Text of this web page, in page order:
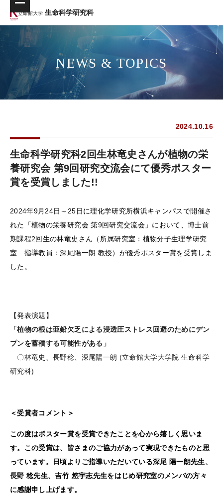
立命館大学 生命科学研究科
NEWS & TOPICS
2024.10.16
生命科学研究科2回生林竜史さんが植物の栄
養研究会 第9回研究交流会にて優秀ポスター
賞を受賞しました!!
2024年9月24日～25日に理化学研究所横浜キャンパスで開催さ
れた「植物の栄養研究会 第9回研究交流会」において、博士前
期課程2回生の林竜史さん（所属研究室：植物分子生理学研究
室 指導教員：深尾陽一朗 教授）が優秀ポスター賞を受賞しま
した。
【発表演題】
「植物の根は亜鉛欠乏による浸透圧ストレス回避のためにデン
プンを蓄積する可能性がある 」
〇林竜史、長野稔、深尾陽一朗 (立命館大学大学院 生命科学
研究科)
＜受賞者コメント＞
この度はポスター賞を受賞できたことを心から嬉しく思いま
す。この受賞は、皆さまのご協力があって実現できたものと思
っています。日頃よりご指導いただいている深尾 陽一朗先生、
長野 稔先生、吉竹 悠宇志先生をはじめ研究室のメンバの方々
に感謝申し上げます。